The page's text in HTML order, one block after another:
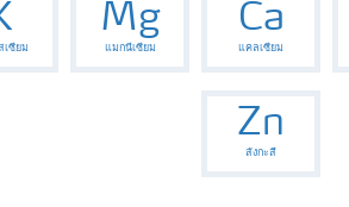
เซียม
Mg
แมกนีเซียม
Ca
แคลเซียม
Zn
สังกะสี